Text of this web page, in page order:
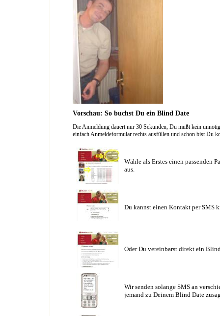
Vorschau: So buchst Du ein Blind Date
Die Anmeldung dauert nur 30 Sekunden, Du mußt kein
einfach Anmeldeformular rechts ausfüllen und schon bist Du
Wähle als Erstes einen passenden
aus.
Du kannst einen Kontakt per SMS
Oder Du vereinbarst direkt ein
Wir senden solange SMS an
jemand zu Deinem Blind Date